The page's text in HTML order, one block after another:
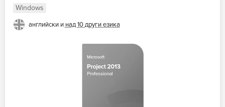
Windows
английски и над 10 други езика